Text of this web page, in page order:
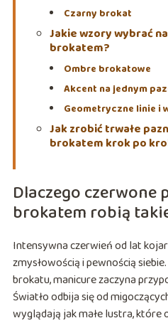
Czarny brokat
Jakie wzory wybrać
brokatem?
Ombre brokatowe
Akcent na jednym
Geometryczne linie i
Jak zrobić trwałe
brokatem krok po
Dlaczego czerwone
brokatem robią
Intensywna czerwień od lat
zmysłowością i pewnością
brokatu, manicure zaczyna
Światło odbija się od
wyglądają jak małe lustra, które